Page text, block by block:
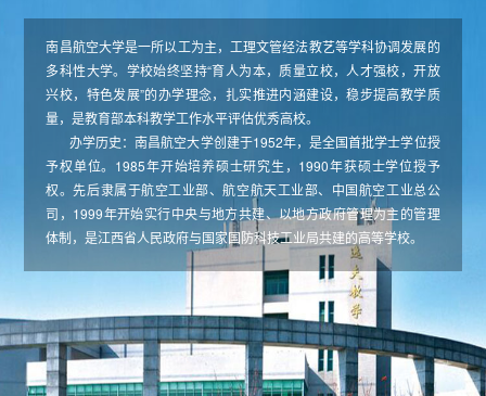
南昌航空大学是一所以工为主，工理文管经法教艺等学科协调发展的
多科性大学。学校始终坚持“育人为本，质量立校，人才强校，开放
兴校，特色发展”的办学理念，扎实推进内涵建设，稳步提高教学质
量，是教育部本科教学工作水平评估优秀高校。
办学历史：南昌航空大学创建于1952年，是全国首批学士学位授
予权单位。1985年开始培养硕士研究生，1990年获硕士学位授予
权。先后隶属于航空工业部、航空航天工业部、中国航空工业总公
司，1999年开始实行中央与地方共建、以地方政府管理为主的管理
体制，是江西省人民政府与国家国防科技工业局共建的高等学校。